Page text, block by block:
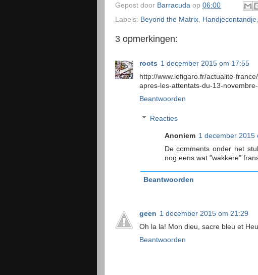
Gepost door Barracuda op 06:00
Labels: Beyond the Matrix Handjecontandje
3 opmerkingen:
roots 1 december 2015 om 17:55
http://www.lefigaro.fr/actualite-
apres-les-attentats-du-13-
Beantwoorden
Reacties
Anoniem 1 december 2015
De comments onder het
nog eens wat "wakkere"
Beantwoorden
geen 1 december 2015 om 21:29
Oh la la! Mon dieu, sacre bleu et
Beantwoorden